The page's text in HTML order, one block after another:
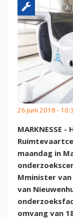
26 juni 2018 -
MARKNESSE
maandag in
Mminister
van
omvang van